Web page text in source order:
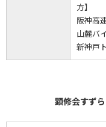
方】
阪神高
山麓バ
新神戸
顕修会すず